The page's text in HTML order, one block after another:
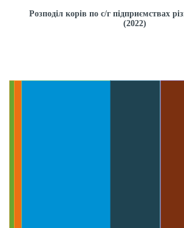
Розподіл корів по с/г підприємствах
(2022)